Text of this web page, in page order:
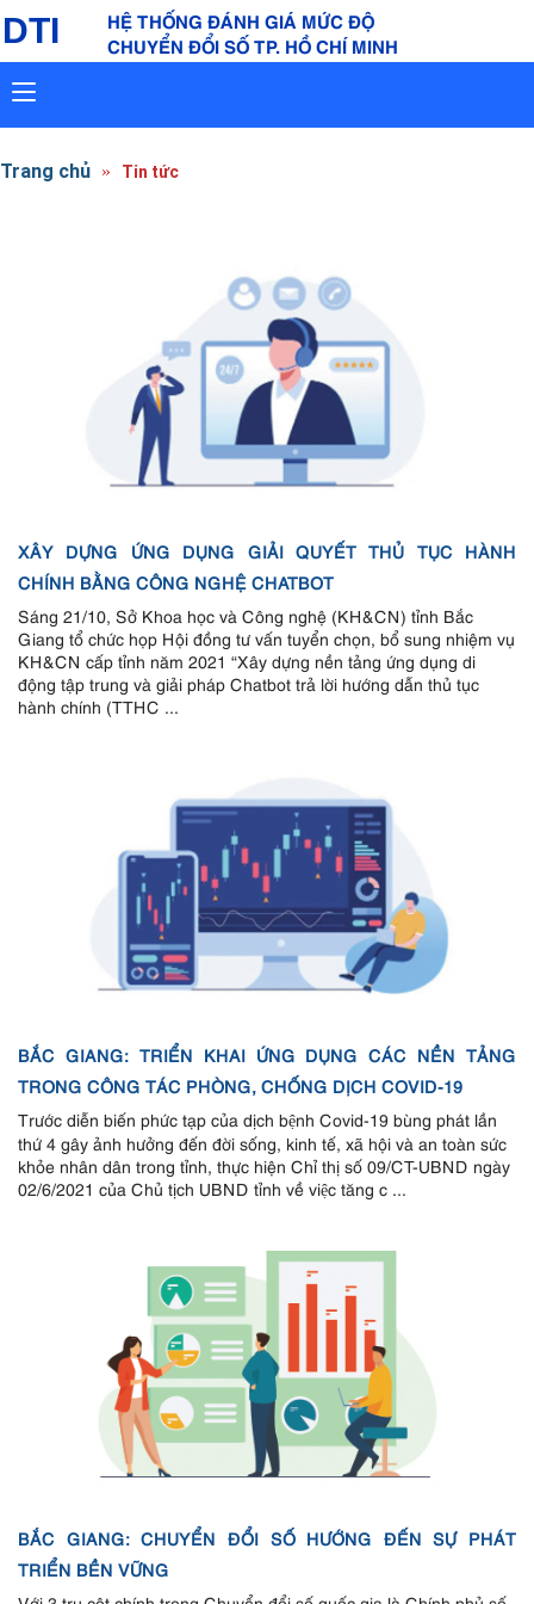
DTI
HỆ THỐNG ĐÁNH GIÁ MỨC ĐỘ
CHUYỂN ĐỔI SỐ TP. HỒ CHÍ MINH
Toggle
Trang chủ Tin tức
XÂY DỰNG ỨNG DỤNG GIẢI QUYẾT THỦ TỤC HÀNH
CHÍNH BẰNG CÔNG NGHỆ CHATBOT
Sáng 21/10, Sở Khoa học và Công nghệ (KH&CN) tỉnh Bắc
Giang tổ chức họp Hội đồng tư vấn tuyển chọn, bổ sung nhiệm vụ
KH&CN cấp tỉnh năm 2021 “Xây dựng nền tảng ứng dụng di
động tập trung và giải pháp Chatbot trả lời hướng dẫn thủ tục
hành chính (TTHC ...
BẮC GIANG: TRIỂN KHAI ỨNG DỤNG CÁC NỀN TẢNG
TRONG CÔNG TÁC PHÒNG, CHỐNG DỊCH COVID-19
Trước diễn biến phức tạp của dịch bệnh Covid-19 bùng phát lần
thứ 4 gây ảnh hưởng đến đời sống, kinh tế, xã hội và an toàn sức
khỏe nhân dân trong tỉnh, thực hiện Chỉ thị số 09/CT-UBND ngày
02/6/2021 của Chủ tịch UBND tỉnh về việc tăng c ...
BẮC GIANG: CHUYỂN ĐỔI SỐ HƯỚNG ĐẾN SỰ PHÁT
TRIỂN BỀN VỮNG